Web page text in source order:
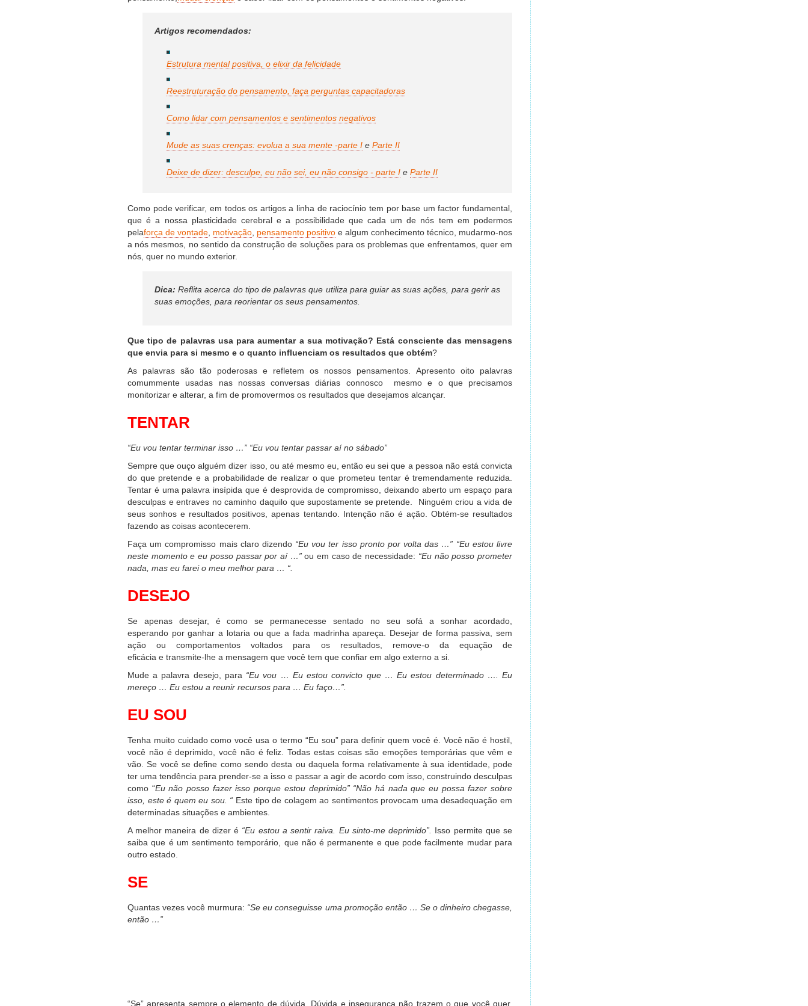
Artigos recomendados:
Estrutura mental positiva, o elixir da felicidade
Reestruturação do pensamento, faça perguntas capacitadoras
Como lidar com pensamentos e sentimentos negativos
Mude as suas crenças: evolua a sua mente -parte I e Parte II
Deixe de dizer: desculpe, eu não sei, eu não consigo - parte I e Parte II
Como pode verificar, em todos os artigos a linha de raciocínio tem por base um factor fundamental,
que é a nossa plasticidade cerebral e a possibilidade que cada um de nós tem em podermos
pelaforça de vontade motivação pensamento positivo e algum conhecimento técnico, mudarmo-nos
a nós mesmos, no sentido da construção de soluções para os problemas que enfrentamos, quer em
nós, quer no mundo exterior.
Dica: Reflita acerca do tipo de palavras que utiliza para guiar as suas ações, para gerir as
suas emoções, para reorientar os seus pensamentos.
Que tipo de palavras usa para aumentar a sua motivação? Está consciente das mensagens
que envia para si mesmo e o quanto influenciam os resultados que obtém?
As palavras são tão poderosas e refletem os nossos pensamentos. Apresento oito palavras
comummente usadas nas nossas conversas diárias connosco mesmo e o que precisamos
monitorizar e alterar, a fim de promovermos os resultados que desejamos alcançar.
TENTAR
“Eu vou tentar terminar isso …” “Eu vou tentar passar aí no sábado”
Sempre que ouço alguém dizer isso, ou até mesmo eu, então eu sei que a pessoa não está convicta
do que pretende e a probabilidade de realizar o que prometeu tentar é tremendamente reduzida.
Tentar é uma palavra insípida que é desprovida de compromisso, deixando aberto um espaço para
desculpas e entraves no caminho daquilo que supostamente se pretende. Ninguém criou a vida de
seus sonhos e resultados positivos, apenas tentando. Intenção não é ação. Obtém-se resultados
fazendo as coisas acontecerem.
Faça um compromisso mais claro dizendo “Eu vou ter isso pronto por volta das …” “Eu estou livre
neste momento e eu posso passar por aí …”ou em caso de necessidade: “Eu não posso prometer
nada, mas eu farei o meu melhor para … “.
DESEJO
Se apenas desejar, é como se permanecesse sentado no seu sofá a sonhar acordado,
esperando por ganhar a lotaria ou que a fada madrinha apareça. Desejar de forma passiva, sem
ação ou comportamentos voltados para os resultados, remove-o da equação de
eficácia e transmite-lhe a mensagem que você tem que confiar em algo externo a si.
Mude a palavra desejo, para “Eu vou … Eu estou convicto que … Eu estou determinado …. Eu
mereço … Eu estou a reunir recursos para … Eu faço…”.
EU SOU
Tenha muito cuidado como você usa o termo “Eu sou” para definir quem você é. Você não é hostil,
você não é deprimido, você não é feliz. Todas estas coisas são emoções temporárias que vêm e
vão. Se você se define como sendo desta ou daquela forma relativamente à sua identidade, pode
ter uma tendência para prender-se a isso e passar a agir de acordo com isso, construindo desculpas
como “Eu não posso fazer isso porque estou deprimido” “Não há nada que eu possa fazer sobre
isso, este é quem eu sou. “ Este tipo de colagem ao sentimentos provocam uma desadequação em
determinadas situações e ambientes.
A melhor maneira de dizer é “Eu estou a sentir raiva. Eu sinto-me deprimido”. Isso permite que se
saiba que é um sentimento temporário, que não é permanente e que pode facilmente mudar para
outro estado.
SE
Quantas vezes você murmura: “Se eu conseguisse uma promoção então … Se o dinheiro chegasse,
então …”
“Se” apresenta sempre o elemento de dúvida. Dúvida e insegurança não trazem o que você quer,